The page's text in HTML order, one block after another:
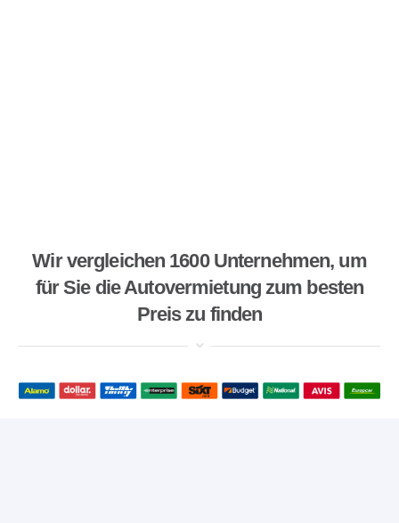
Wir vergleichen 1600 Unternehmen, um
für Sie die Autovermietung zum besten
Preis zu finden